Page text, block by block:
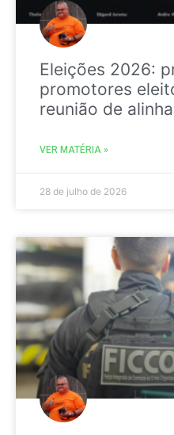
Eleições 2026:
promotores
reunião de
VER MATÉRIA »
28 de julho de 2026